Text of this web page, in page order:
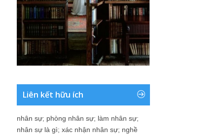
Liên kết hữu ích
nhân sự; phòng nhân sự; làm nhân sự;
nhân sự là gì; xác nhận nhân sự; nghề